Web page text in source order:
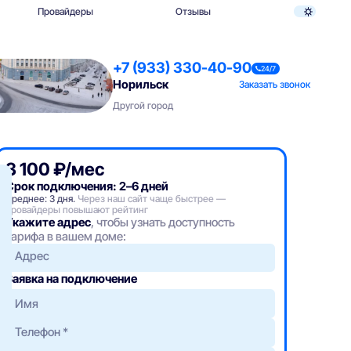
Провайдеры Отзывы
+7 (933) 330-40-90 24/7
Норильск
Заказать звонок
Другой город
3 100 ₽/мес
Срок подключения: 2–6 дней
Среднее: 3 дня. Через наш сайт чаще быстрее —
провайдеры повышают рейтинг
Укажите адрес, чтобы узнать доступность
тарифа в вашем доме:
Адрес
Заявка на подключение